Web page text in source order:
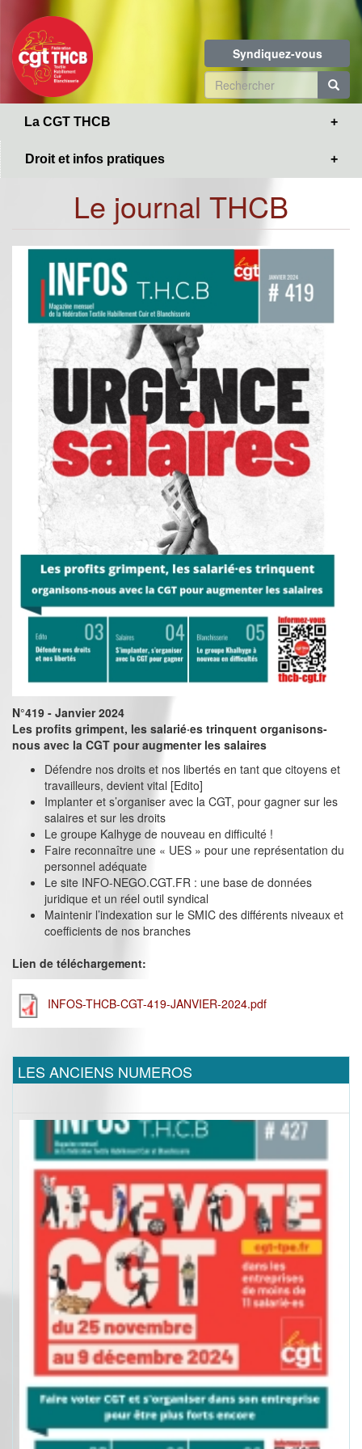
contenu
principal
Syndiquez-vous
Formulaire
de
La CGT THCB
Droit et infos pratiques
Le journal THCB
N°419 - Janvier 2024
Les profits grimpent, les salarié·es trinquent organisons-
nous avec la CGT pour augmenter les salaires
Défendre nos droits et nos libertés en tant que citoyens et
travailleurs, devient vital [Edito]
Implanter et s’organiser avec la CGT, pour gagner sur les
salaires et sur les droits
Le groupe Kalhyge de nouveau en difficulté !
Faire reconnaître une « UES » pour une représentation du
personnel adéquate
Le site INFO-NEGO.CGT.FR : une base de données
juridique et un réel outil syndical
Maintenir l’indexation sur le SMIC des différents niveaux et
coefficients de nos branches
Lien de téléchargement:
INFOS-THCB-CGT-419-JANVIER-2024.pdf
LES ANCIENS NUMEROS